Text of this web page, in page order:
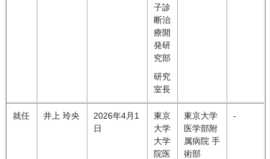
子診
断治
療開
発研
究部
研究
室長
就任 井上 玲央
2026年4月1
日
東京
大学
大学
院医
東京大学
医学部附
属病院 手
術部
-